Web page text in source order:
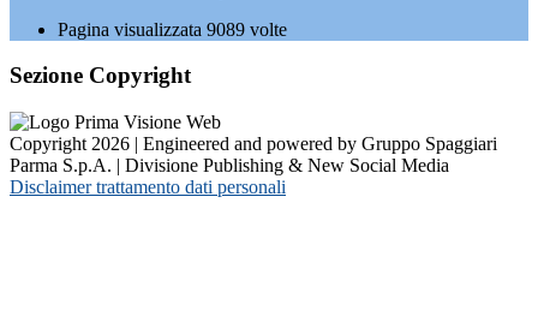
Pagina visualizzata 9089 volte
Sezione Copyright
Copyright 2026 | Engineered and powered by Gruppo Spaggiari
Parma S.p.A. | Divisione Publishing & New Social Media
Disclaimer trattamento dati personali